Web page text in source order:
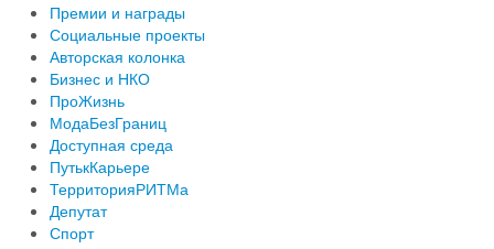
Премии и награды
Социальные проекты
Авторская колонка
Бизнес и НКО
ПроЖизнь
МодаБезГраниц
Доступная среда
ПутькКарьере
ТерриторияРИТМа
Депутат
Спорт